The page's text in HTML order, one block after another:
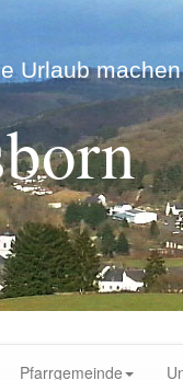
Urlaub
Pfarrgemeinde